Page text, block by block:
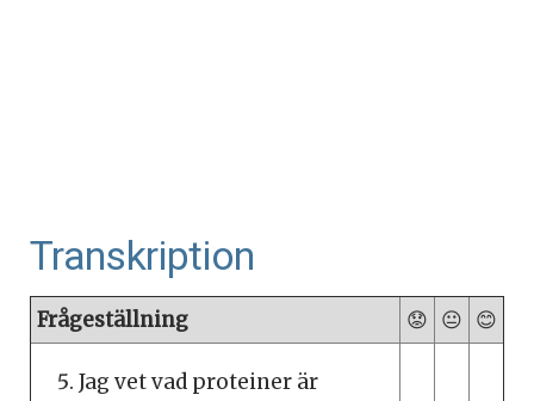
Transkription
Frågeställning 😟 😐 😊
Jag vet vad proteiner är